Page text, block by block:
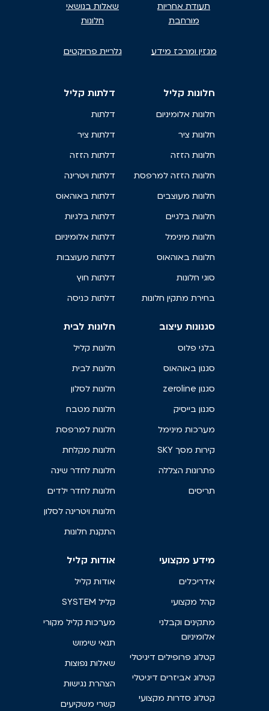
תעודת אחריות
מורחבת
שאלות בנושאי
חלונות
מגזין ומרכז מידע גלריית פרויקטים
חלונות קליל
חלונות אלומיניום
חלונות ציר
חלונות הזזה
חלונות הזזה למרפסת
חלונות מעוצבים
חלונות בלגיים
חלונות מינימל
חלונות באוהאוס
סוגי חלונות
בחירת מתקין חלונות
דלתות קליל
דלתות
דלתות ציר
דלתות הזזה
דלתות ויטרינה
דלתות באוהאוס
דלתות בלגיות
דלתות אלומיניום
דלתות מעוצבות
דלתות חוץ
דלתות כניסה
סגנונות עיצוב
בלגי פלוס
סגנון באוהאוס
סגנון zeroline
סגנון בייסיק
מערכות מינימל
קירות מסך SKY
פתרונות הצללה
תריסים
חלונות לבית
חלונות קליל
חלונות לבית
חלונות לסלון
חלונות מטבח
חלונות למרפסת
חלונות מקלחת
חלונות לחדר שינה
חלונות לחדר ילדים
חלונות ויטרינה לסלון
התקנת חלונות
מידע מקצועי
אדריכלים
קהל מקצועי
מתקינים וקבלני
אלומיניום
קטלוג פרופילים דיגיטלי
קטלוג אביזרים דיגיטלי
קטלוג סדרות מקצועי
אודות קליל
אודות קליל
קליל SYSTEM
מערכות קליל מקורי
תנאי שימוש
שאלות נפוצות
הצהרת נגישות
קשרי משקיעים